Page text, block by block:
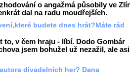
o angažmá působily ve
dal na radu moudřejších.
budete dnes hrát?Máte rád
to, v čem hraju - líbí. Dodo Gombár
jsem bohužel už nezažil, ale asi
divadelních her? Dana